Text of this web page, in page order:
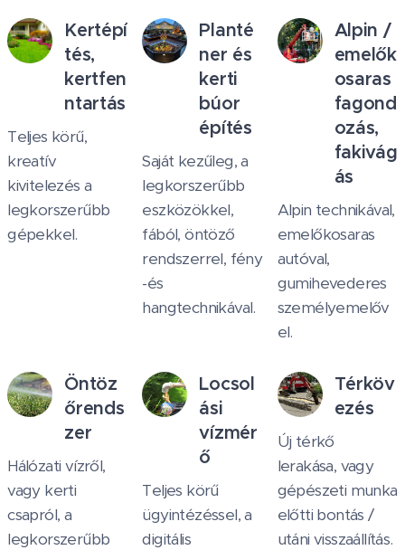
Kertépí
tés,
kertfen
ntartás
Teljes körű,
kreatív
kivitelezés a
legkorszerűbb
gépekkel.
Planté
ner és
kerti
búor
építés
Saját kezűleg, a
legkorszerűbb
eszközökkel,
fából, öntöző
rendszerrel, fény
-és
hangtechnikával.
Alpin /
emelők
osaras
fagond
ozás,
fakivág
ás
Alpin technikával,
emelőkosaras
autóval,
gumihevederes
személyemelőv
el.
Öntöz
őrends
zer
Hálózati vízről,
vagy kerti
csapról, a
legkorszerűbb
Locsol
ási
vízmér
ő
Teljes körű
ügyintézéssel, a
digitális
Térköv
ezés
Új térkő
lerakása, vagy
gépészeti munka
előtti bontás /
utáni visszaállítás.